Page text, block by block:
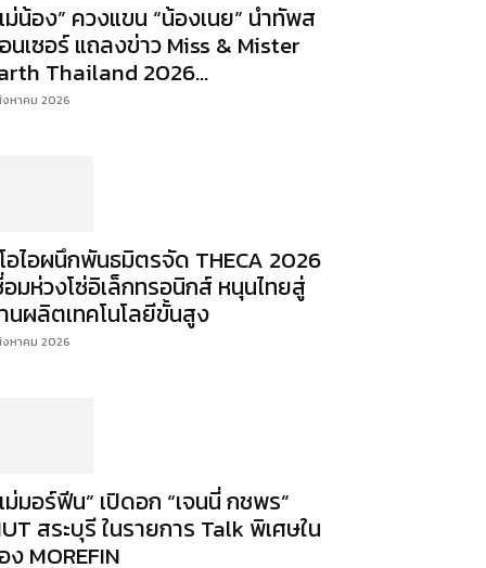
ม่น้อง” ควงแขน “น้องเนย” นำทัพส
นเซอร์ แถลงข่าว Miss & Mister
Thailand 2026...
หาคม 2026
อไอผนึกพันธมิตรจัด THECA 2026
อมห่วงโซ่อิเล็กทรอนิกส์ หนุนไทยสู่
นผลิตเทคโนโลยีขั้นสูง
หาคม 2026
ม่มอร์ฟีน” เปิดอก “เจนนี่ กชพร”
สระบุรี ในรายการ Talk พิเศษใน
ง MOREFIN